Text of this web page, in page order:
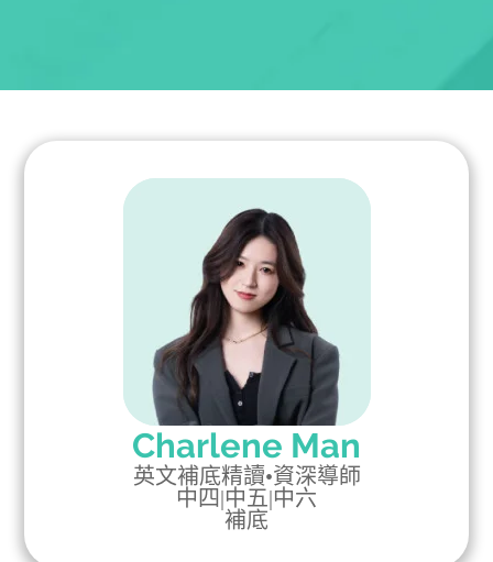
Charlene Man
英文補底精讀•資深導師
中四|中五|中六
補底